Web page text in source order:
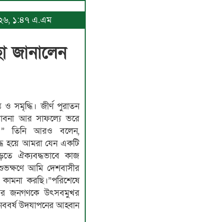
১:৪৭ এ.এম
জানালেন
সমৃদ্ধি। জীর্ণ পুরাতন
আর সাফল্যে ভরে
তিনি আরও বলেন,
হয়ে আমরা যেন একটি
ঐক্যবদ্ধভাবে কাজ
আমি দেশবাসীর
কামনা করছি।”পরিশেষে
জনগণকে উৎসবমুখর
উদযাপনের আহ্বান